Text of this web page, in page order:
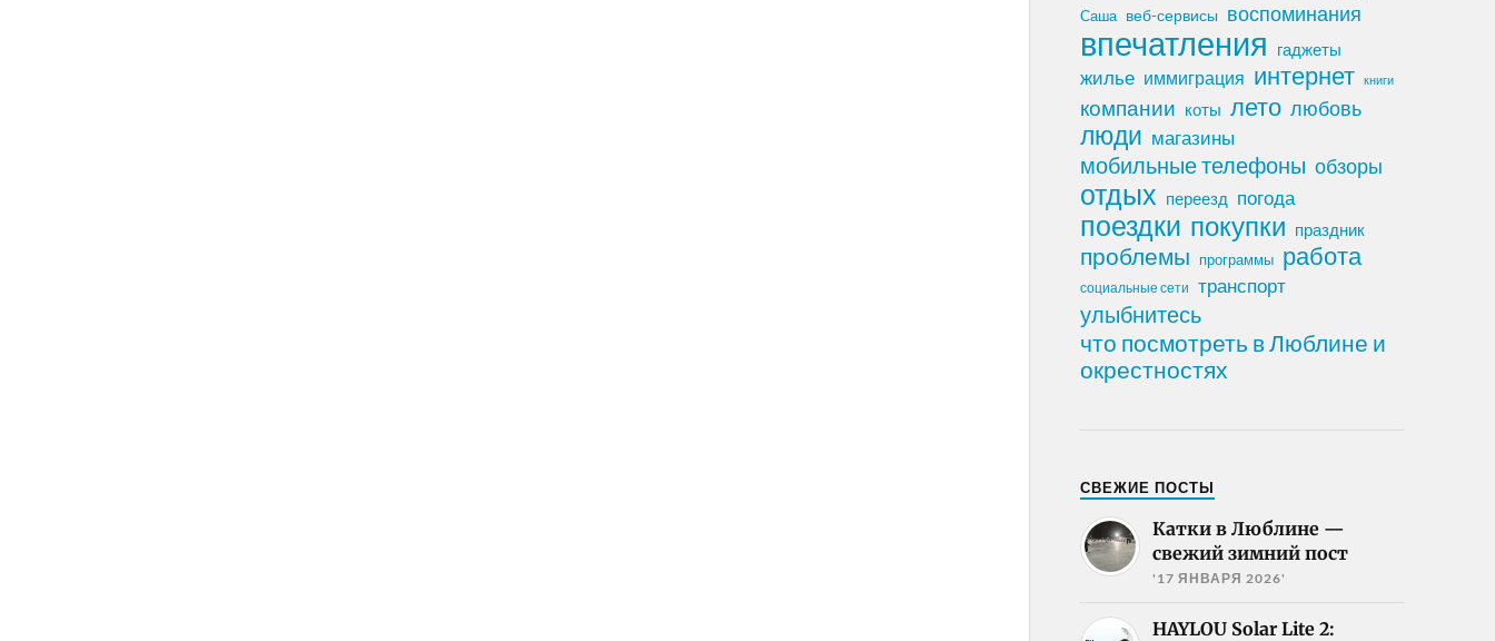
Саша веб-сервисы воспоминания
впечатления гаджеты
жилье иммиграция интернет книги
компании коты лето любовь
люди магазины
мобильные телефоны обзоры
отдых переезд погода
поездки покупки праздник
проблемы программы работа
социальные сети транспорт
улыбнитесь
что посмотреть в Люблине и
окрестностях
СВЕЖИЕ ПОСТЫ
Катки в Люблине —
свежий зимний пост
'17 ЯНВАРЯ 2026'
HAYLOU Solar Lite 2: